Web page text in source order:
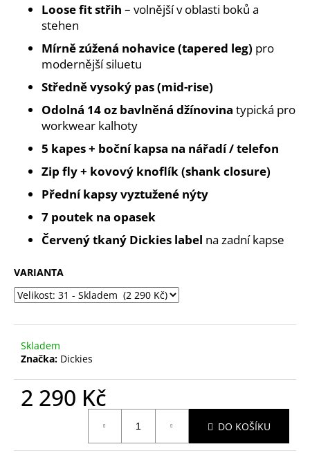
Loose fit střih – volnější v oblasti boků a
stehen
Mírně zúžená nohavice (tapered leg) pro
modernější siluetu
Středně vysoký pas (mid-rise)
Odolná 14 oz bavlněná džínovina typická pro
workwear kalhoty
5 kapes + boční kapsa na nářadí / telefon
Zip fly + kovový knoflík (shank closure)
Přední kapsy vyztužené nýty
7 poutek na opasek
Červený tkaný Dickies label na zadní kapse
VARIANTA
Skladem
Značka: Dickies
2 290 Kč
DO KOŠÍKU